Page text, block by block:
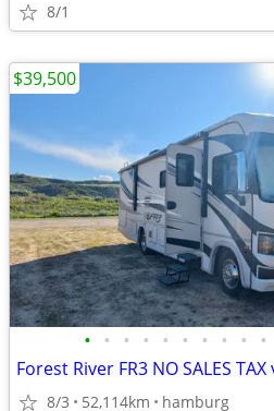
8/1
• • • • • • • • • •
Forest River FR3 NO SALES
8/3 52,114km hamburg
$39,500